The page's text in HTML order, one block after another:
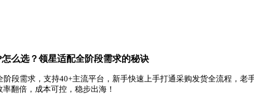
力跨境物流数字化升级